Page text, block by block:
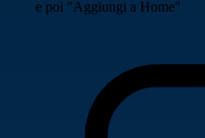
e poi "Aggiungi a Home"